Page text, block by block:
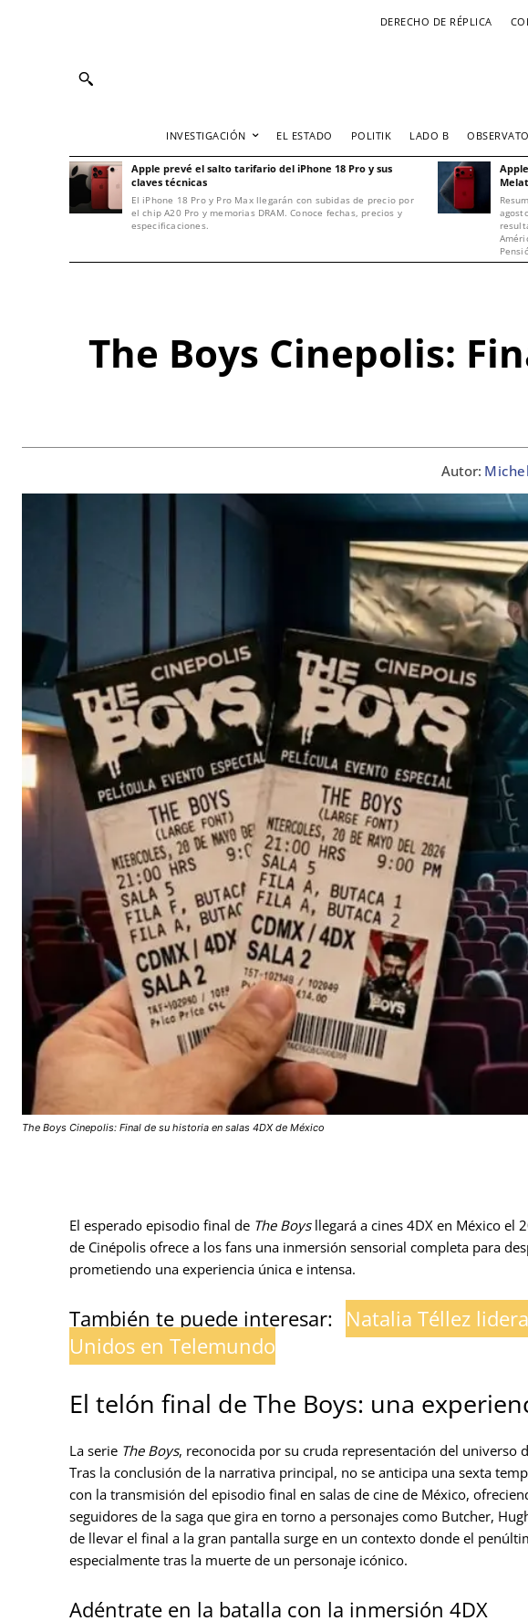
DERECHO DE RÉPLICA
INVESTIGACIÓN EL ESTADO POLITIK LADO B
Apple prevé el salto tarifario del iPhone 18 Pro y sus
claves técnicas
El iPhone 18 Pro y Pro Max llegarán con subidas de precio por
el chip A20 Pro y memorias DRAM. Conoce fechas, precios y
especificaciones.
The Boys Cinepolis:
Autor:
The Boys Cinepolis: Final de su historia en salas 4DX de México
El esperado episodio final de The Boysllegará a cines 4DX en México el
de Cinépolis ofrece a los fans una inmersión sensorial completa para
prometiendo una experiencia única e intensa.
También te puede interesar: Natalia Téllez
Unidos en Telemundo
El telón final de The Boys: una
La serie The Boys, reconocida por su cruda representación del universo
Tras la conclusión de la narrativa principal, no se anticipa una sexta
con la transmisión del episodio final en salas de cine de México,
seguidores de la saga que gira en torno a personajes como Butcher,
de llevar el final a la gran pantalla surge en un contexto donde el
especialmente tras la muerte de un personaje icónico.
Adéntrate en la batalla con la inmersión 4DX